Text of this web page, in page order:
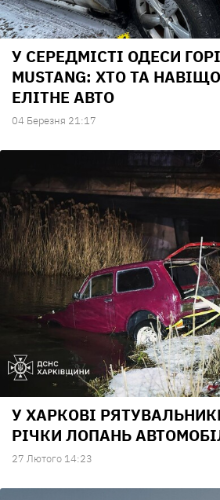
У СЕРЕДМІСТІ ОДЕСИ
MUSTANG: ХТО ТА
ЕЛІТНЕ АВТО
04 Березня 21:17
У ХАРКОВІ
РІЧКИ ЛОПАНЬ
27 Лютого 14:23